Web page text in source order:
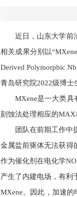
近日，山东大学前
相关成果分别以
Derived Polymorphic Nb
青岛研究院2022级博
MXene是一大类
刻蚀法处理相应的
团队在前期工作中
金属盐前驱体无法获得
作为催化剂在电化学
产生了内建电场，有利
MXene。因此，加速